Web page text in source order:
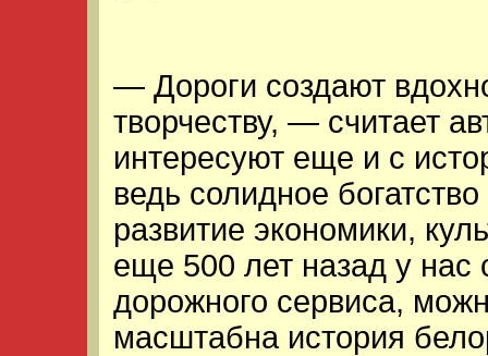
— Дороги создают
творчеству, — считает
интересуют еще и с
ведь солидное
развитие экономики,
еще 500 лет назад у нас
дорожного сервиса,
масштабна история